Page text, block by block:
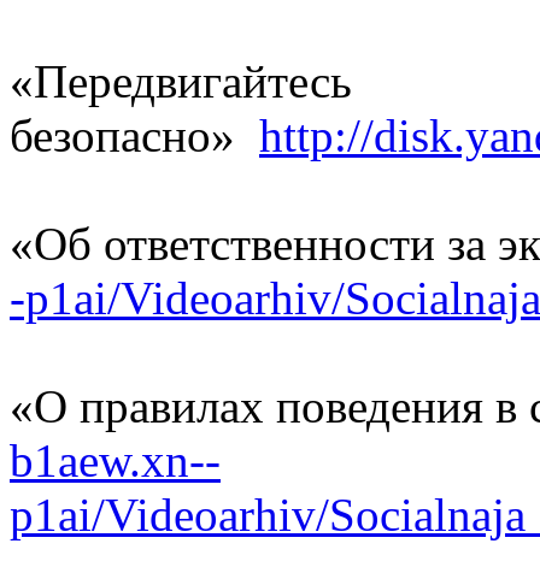
«Передвигайтесь
безопасно» http://
«Об ответственности за
-p1ai/Videoarhiv/
«О правилах поведения
b1aew.xn--
p1ai/Videoarhiv/